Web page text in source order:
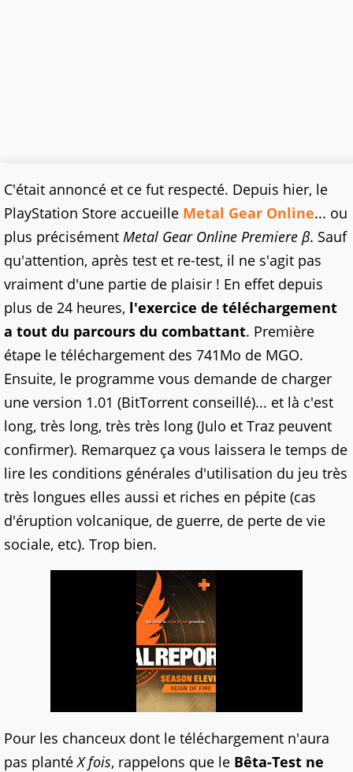
C'était annoncé et ce fut respecté. Depuis hier, le
PlayStation Store accueille Metal Gear Online... ou
plus précisément Metal Gear Online Premiere β. Sauf
qu'attention, après test et re-test, il ne s'agit pas
vraiment d'une partie de plaisir ! En effet depuis
plus de 24 heures, l'exercice de téléchargement
a tout du parcours du combattant. Première
étape le téléchargement des 741Mo de MGO.
Ensuite, le programme vous demande de charger
une version 1.01 (BitTorrent conseillé)... et là c'est
long, très long, très très long (Julo et Traz peuvent
confirmer). Remarquez ça vous laissera le temps de
lire les conditions générales d'utilisation du jeu très
très longues elles aussi et riches en pépite (cas
d'éruption volcanique, de guerre, de perte de vie
sociale, etc). Trop bien.
Pour les chanceux dont le téléchargement n'aura
pas plantéX fois, rappelons que le Bêta-Test ne